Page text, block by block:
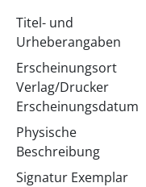
Titel- und
Urheberangaben
Erscheinungsort
Verlag/Drucker
Erscheinungsdatum
Physische
Beschreibung
Signatur Exemplar